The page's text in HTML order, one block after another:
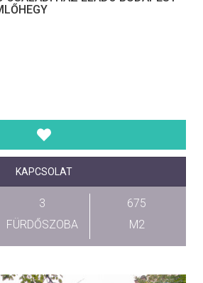
KAPCSOLAT
3
FÜRDŐSZOBA
675
M2